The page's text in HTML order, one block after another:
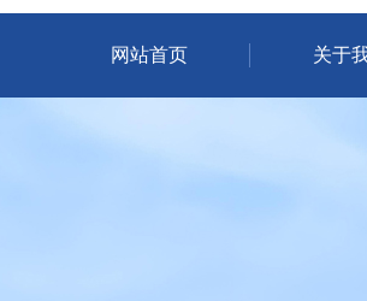
网站首页 关于